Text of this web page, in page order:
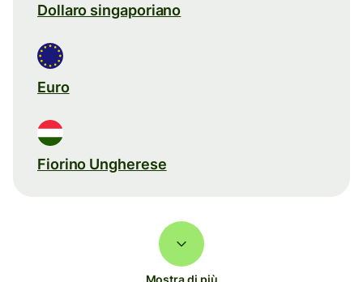
Dollaro singaporiano
Euro
Fiorino Ungherese
Mostra di più